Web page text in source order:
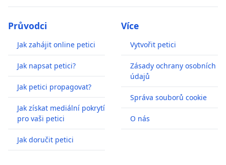
Průvodci
Jak zahájit online petici
Jak napsat petici?
Jak petici propagovat?
Jak získat mediální pokrytí
pro vaši petici
Jak doručit petici
Více
Vytvořit petici
Zásady ochrany osobních
údajů
Správa souborů cookie
O nás